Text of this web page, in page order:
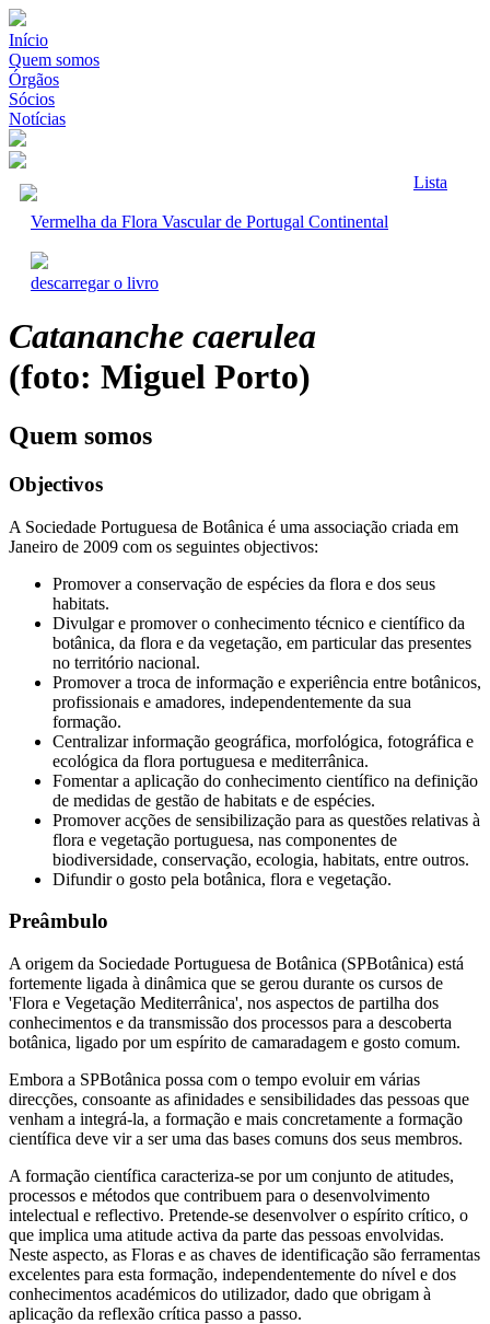
Início
Quem somos
Órgãos
Sócios
Notícias
Lista
Vermelha da Flora Vascular de Portugal Continental
descarregar o livro
Catananche caerulea
(foto: Miguel Porto)
Quem somos
Objectivos
A Sociedade Portuguesa de Botânica é uma associação criada em
Janeiro de 2009 com os seguintes objectivos:
Promover a conservação de espécies da flora e dos seus
habitats.
Divulgar e promover o conhecimento técnico e científico da
botânica, da flora e da vegetação, em particular das presentes
no território nacional.
Promover a troca de informação e experiência entre botânicos,
profissionais e amadores, independentemente da sua
formação.
Centralizar informação geográfica, morfológica, fotográfica e
ecológica da flora portuguesa e mediterrânica.
Fomentar a aplicação do conhecimento científico na definição
de medidas de gestão de habitats e de espécies.
Promover acções de sensibilização para as questões relativas à
flora e vegetação portuguesa, nas componentes de
biodiversidade, conservação, ecologia, habitats, entre outros.
Difundir o gosto pela botânica, flora e vegetação.
Preâmbulo
A origem da Sociedade Portuguesa de Botânica (SPBotânica) está
fortemente ligada à dinâmica que se gerou durante os cursos de
'Flora e Vegetação Mediterrânica', nos aspectos de partilha dos
conhecimentos e da transmissão dos processos para a descoberta
botânica, ligado por um espírito de camaradagem e gosto comum.
Embora a SPBotânica possa com o tempo evoluir em várias
direcções, consoante as afinidades e sensibilidades das pessoas que
venham a integrá-la, a formação e mais concretamente a formação
científica deve vir a ser uma das bases comuns dos seus membros.
A formação científica caracteriza-se por um conjunto de atitudes,
processos e métodos que contribuem para o desenvolvimento
intelectual e reflectivo. Pretende-se desenvolver o espírito crítico, o
que implica uma atitude activa da parte das pessoas envolvidas.
Neste aspecto, as Floras e as chaves de identificação são ferramentas
excelentes para esta formação, independentemente do nível e dos
conhecimentos académicos do utilizador, dado que obrigam à
aplicação da reflexão crítica passo a passo.